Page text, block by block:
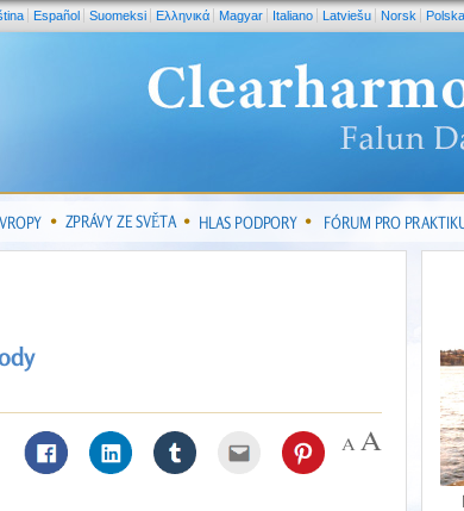
Español Suomeksi Ελληνικά Magyar Italiano Latviešu Norsk Polska
ZPRÁVY ZE SVĚTA HLAS PODPORY FÓRUM PRO